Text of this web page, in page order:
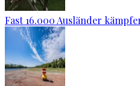
Fast 16.000 Ausländer